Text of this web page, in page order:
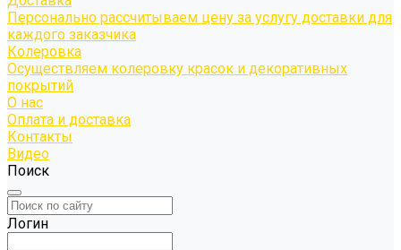
Персонально рассчитываем цену за услугу доставки для
каждого заказчика
Колеровка
Осуществляем колеровку красок и декоративных
покрытий
О нас
Оплата и доставка
Контакты
Видео
Поиск
Логин